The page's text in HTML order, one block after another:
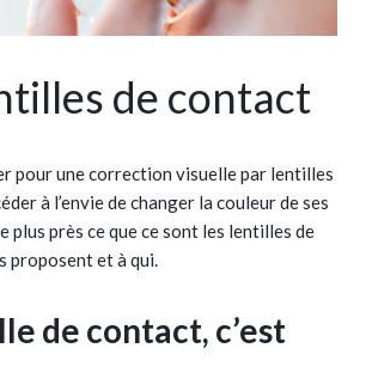
de contact
pour une correction visuelle par lentilles
à l’envie de changer la couleur de ses
plus près ce que ce sont les lentilles de
proposent et à qui.
de contact, c’est